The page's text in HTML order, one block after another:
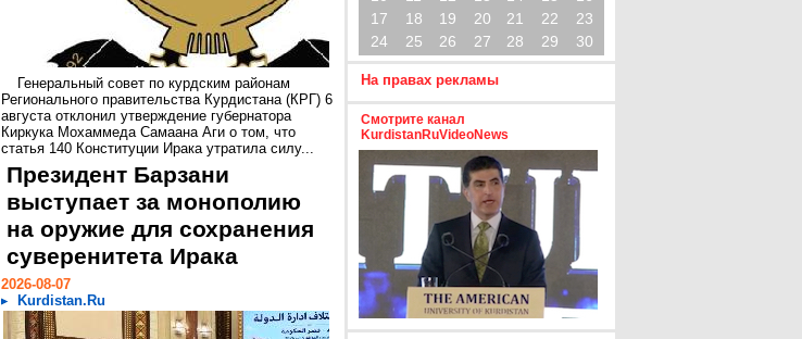
Генеральный совет по курдским районам
Регионального правительства Курдистана (КРГ) 6
августа отклонил утверждение губернатора
Киркука Мохаммеда Самаана Аги о том, что
статья 140 Конституции Ирака утратила силу...
Президент Барзани
выступает за монополию
на оружие для сохранения
суверенитета Ирака
2026-08-07
Kurdistan.Ru
17
18 19 20 21 22
23
24
25 26 27 28 29 30
На правах рекламы
Смотрите канал
KurdistanRuVideoNews